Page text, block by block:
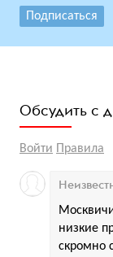
Подписаться
Обсудить с
Войти Правила
низкие
скромно